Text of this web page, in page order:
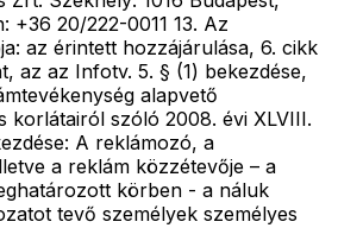
+36 20/222-0011 13. Az
az érintett hozzájárulása, 6. cikk
az az Infotv. 5. § (1) bekezdése,
alapvető
korlátairól szóló 2008. évi XLVIII.
A reklámozó, a
a reklám közzétevője – a
körben - a náluk
tevő személyek személyes